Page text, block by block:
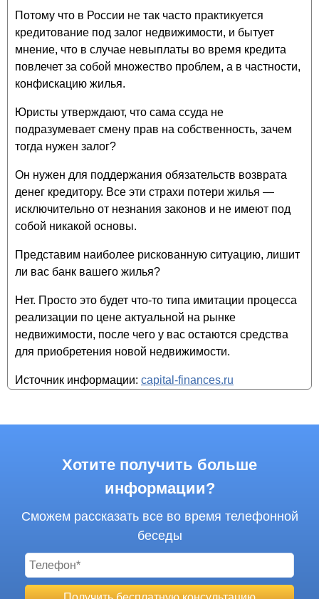
Потому что в России не так часто практикуется
кредитование под залог недвижимости, и бытует
мнение, что в случае невыплаты во время кредита
повлечет за собой множество проблем, а в частности,
конфискацию жилья.
Юристы утверждают, что сама ссуда не
подразумевает смену прав на собственность, зачем
тогда нужен залог?
Он нужен для поддержания обязательств возврата
денег кредитору. Все эти страхи потери жилья —
исключительно от незнания законов и не имеют под
собой никакой основы.
Представим наиболее рискованную ситуацию, лишит
ли вас банк вашего жилья?
Нет. Просто это будет что-то типа имитации процесса
реализации по цене актуальной на рынке
недвижимости, после чего у вас остаются средства
для приобретения новой недвижимости.
Источник информации: capital-finances.ru
Хотите получить больше
информации?
Сможем рассказать все во время телефонной
беседы